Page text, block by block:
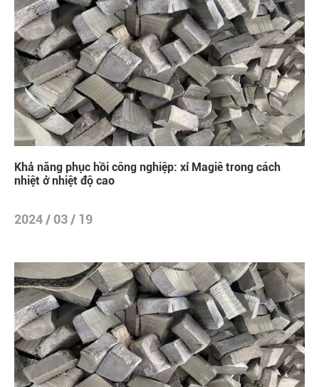
Khả năng phục hồi công nghiệp: xỉ Magiê trong cách
nhiệt ở nhiệt độ cao
2024 / 03 / 19